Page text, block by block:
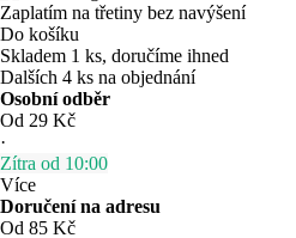
Zaplatím na třetiny bez navýšení
Do košíku
Skladem 1 ks, doručíme ihned
Dalších 4 ks na objednání
Osobní odběr
Od 29 Kč
·
Zítra od 10:00
Více
Doručení na adresu
Od 85 Kč